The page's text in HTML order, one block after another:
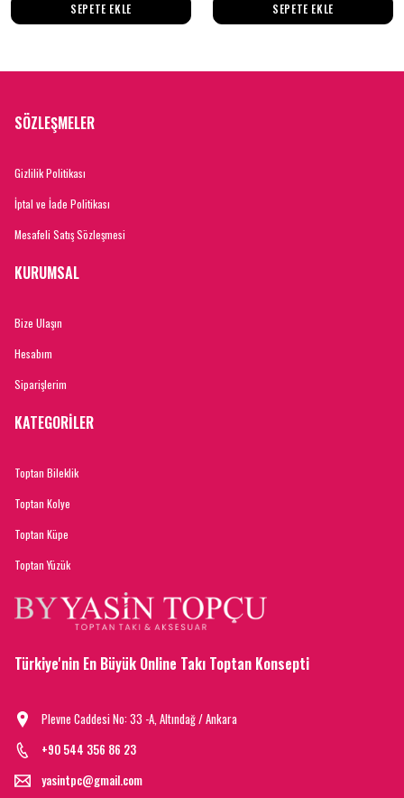
SEPETE EKLE SEPETE EKLE
SÖZLEŞMELER
Gizlilik Politikası
İptal ve İade Politikası
Mesafeli Satış Sözleşmesi
KURUMSAL
Bize Ulaşın
Hesabım
Siparişlerim
KATEGORİLER
Toptan Bileklik
Toptan Kolye
Toptan Küpe
Toptan Yüzük
Türkiye'nin En Büyük Online Takı Toptan Konsepti
Plevne Caddesi No: 33 -A, Altındağ / Ankara
+90 544 356 86 23
yasintpc@gmail.com